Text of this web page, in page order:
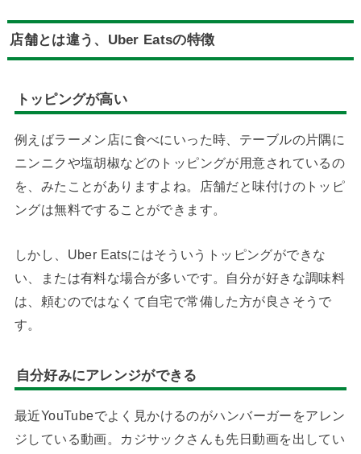
店舗とは違う、Uber Eatsの特徴
トッピングが高い
例えばラーメン店に食べにいった時、テーブルの片隅に
ニンニクや塩胡椒などのトッピングが用意されているの
を、みたことがありますよね。店舗だと味付けのトッピ
ングは無料ですることができます。
しかし、Uber Eatsにはそういうトッピングができな
い、または有料な場合が多いです。自分が好きな調味料
は、頼むのではなくて自宅で常備した方が良さそうで
す。
自分好みにアレンジができる
最近YouTubeでよく見かけるのがハンバーガーをアレン
ジしている動画。カジサックさんも先日動画を出してい